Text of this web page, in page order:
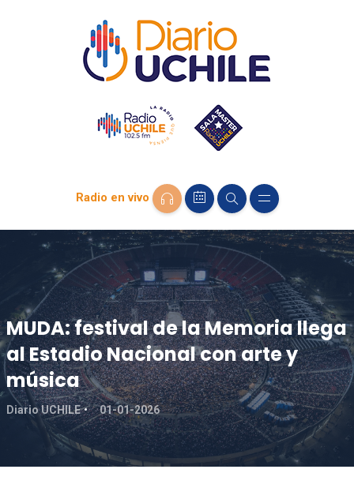
Radio en vivo
MUDA: festival de la Memoria llega
al Estadio Nacional con arte y
música
Diario UCHILE 01-01-2026